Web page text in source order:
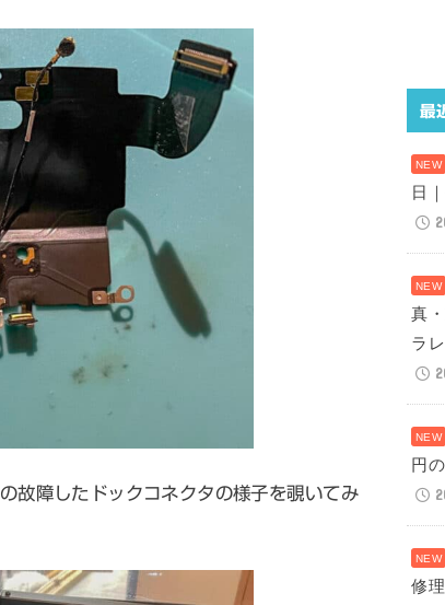
故障したドックコネクタの様子を覗いてみ
最
日
真
ラ
円
修